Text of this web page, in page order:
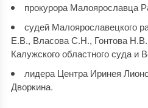
прокурора Малоярославца
судей Малоярославецкого
Е.В., Власова С.Н., Гонтова
Калужского областного суда и
лидера Центра Иринея
Дворкина.